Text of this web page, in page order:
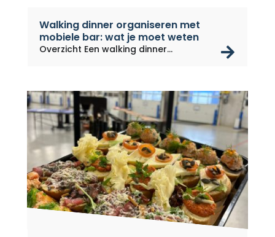
Walking dinner organiseren met
mobiele bar: wat je moet weten
Overzicht Een walking dinner...